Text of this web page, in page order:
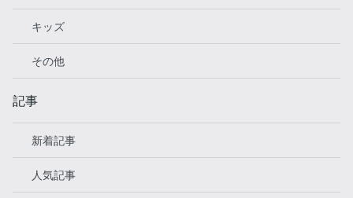
キッズ
その他
記事
新着記事
人気記事